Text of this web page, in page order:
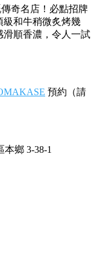
奇名店！必點招牌
級和牛稍微炙烤幾
滑順香濃，令人一試
預約（請
鄉 3-38-1